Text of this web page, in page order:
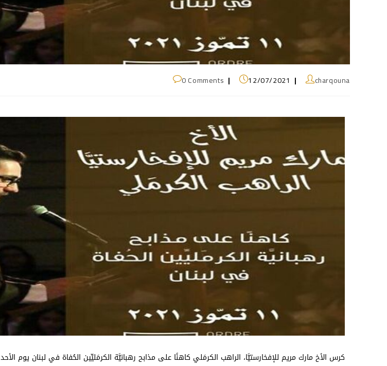
charqouna
12/07/2021
0 Comments
كرس الأخ مارك مريم للإفخارستيَّا، الراهب الكرمَلي كاهنًا على مذابح رهبانيَّة الكرمَليِّين الحُفاة في لبنان يوم الأحد 11 تمّوز من عام 2021